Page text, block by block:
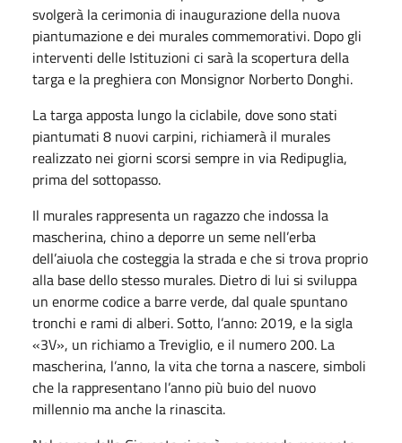
svolgerà la cerimonia di inaugurazione della nuova
piantumazione e dei murales commemorativi. Dopo gli
interventi delle Istituzioni ci sarà la scopertura della
targa e la preghiera con Monsignor Norberto Donghi.
La targa apposta lungo la ciclabile, dove sono stati
piantumati 8 nuovi carpini, richiamerà il murales
realizzato nei giorni scorsi sempre in via Redipuglia,
prima del sottopasso.
Il murales rappresenta un ragazzo che indossa la
mascherina, chino a deporre un seme nell’erba
dell’aiuola che costeggia la strada e che si trova proprio
alla base dello stesso murales. Dietro di lui si sviluppa
un enorme codice a barre verde, dal quale spuntano
tronchi e rami di alberi. Sotto, l’anno: 2019, e la sigla
«3V», un richiamo a Treviglio, e il numero 200. La
mascherina, l’anno, la vita che torna a nascere, simboli
che la rappresentano l’anno più buio del nuovo
millennio ma anche la rinascita.